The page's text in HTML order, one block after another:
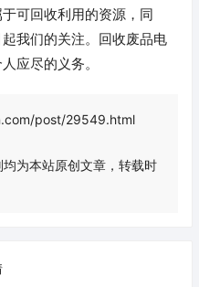
可回收利用的资源，同
我们的关注。回收废品电
应尽的义务。
post/29549.html
为本站原创文章，转载时